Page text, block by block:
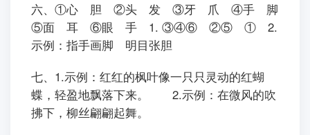
六、①心 胆 ②头 发 ③牙 爪 ④手 脚
⑤面 耳 ⑥眼 手 1. ③④⑥ ②⑤ ① 2.
示例：指手画脚 明目张胆
七、1.示例：红红的枫叶像一只只灵动的红蝴
蝶，轻盈地飘落下来。 2.示例：在微风的吹
拂下，柳丝翩翩起舞。